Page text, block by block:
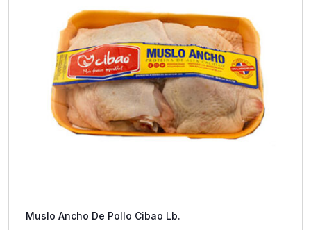
Muslo Ancho De Pollo Cibao Lb.